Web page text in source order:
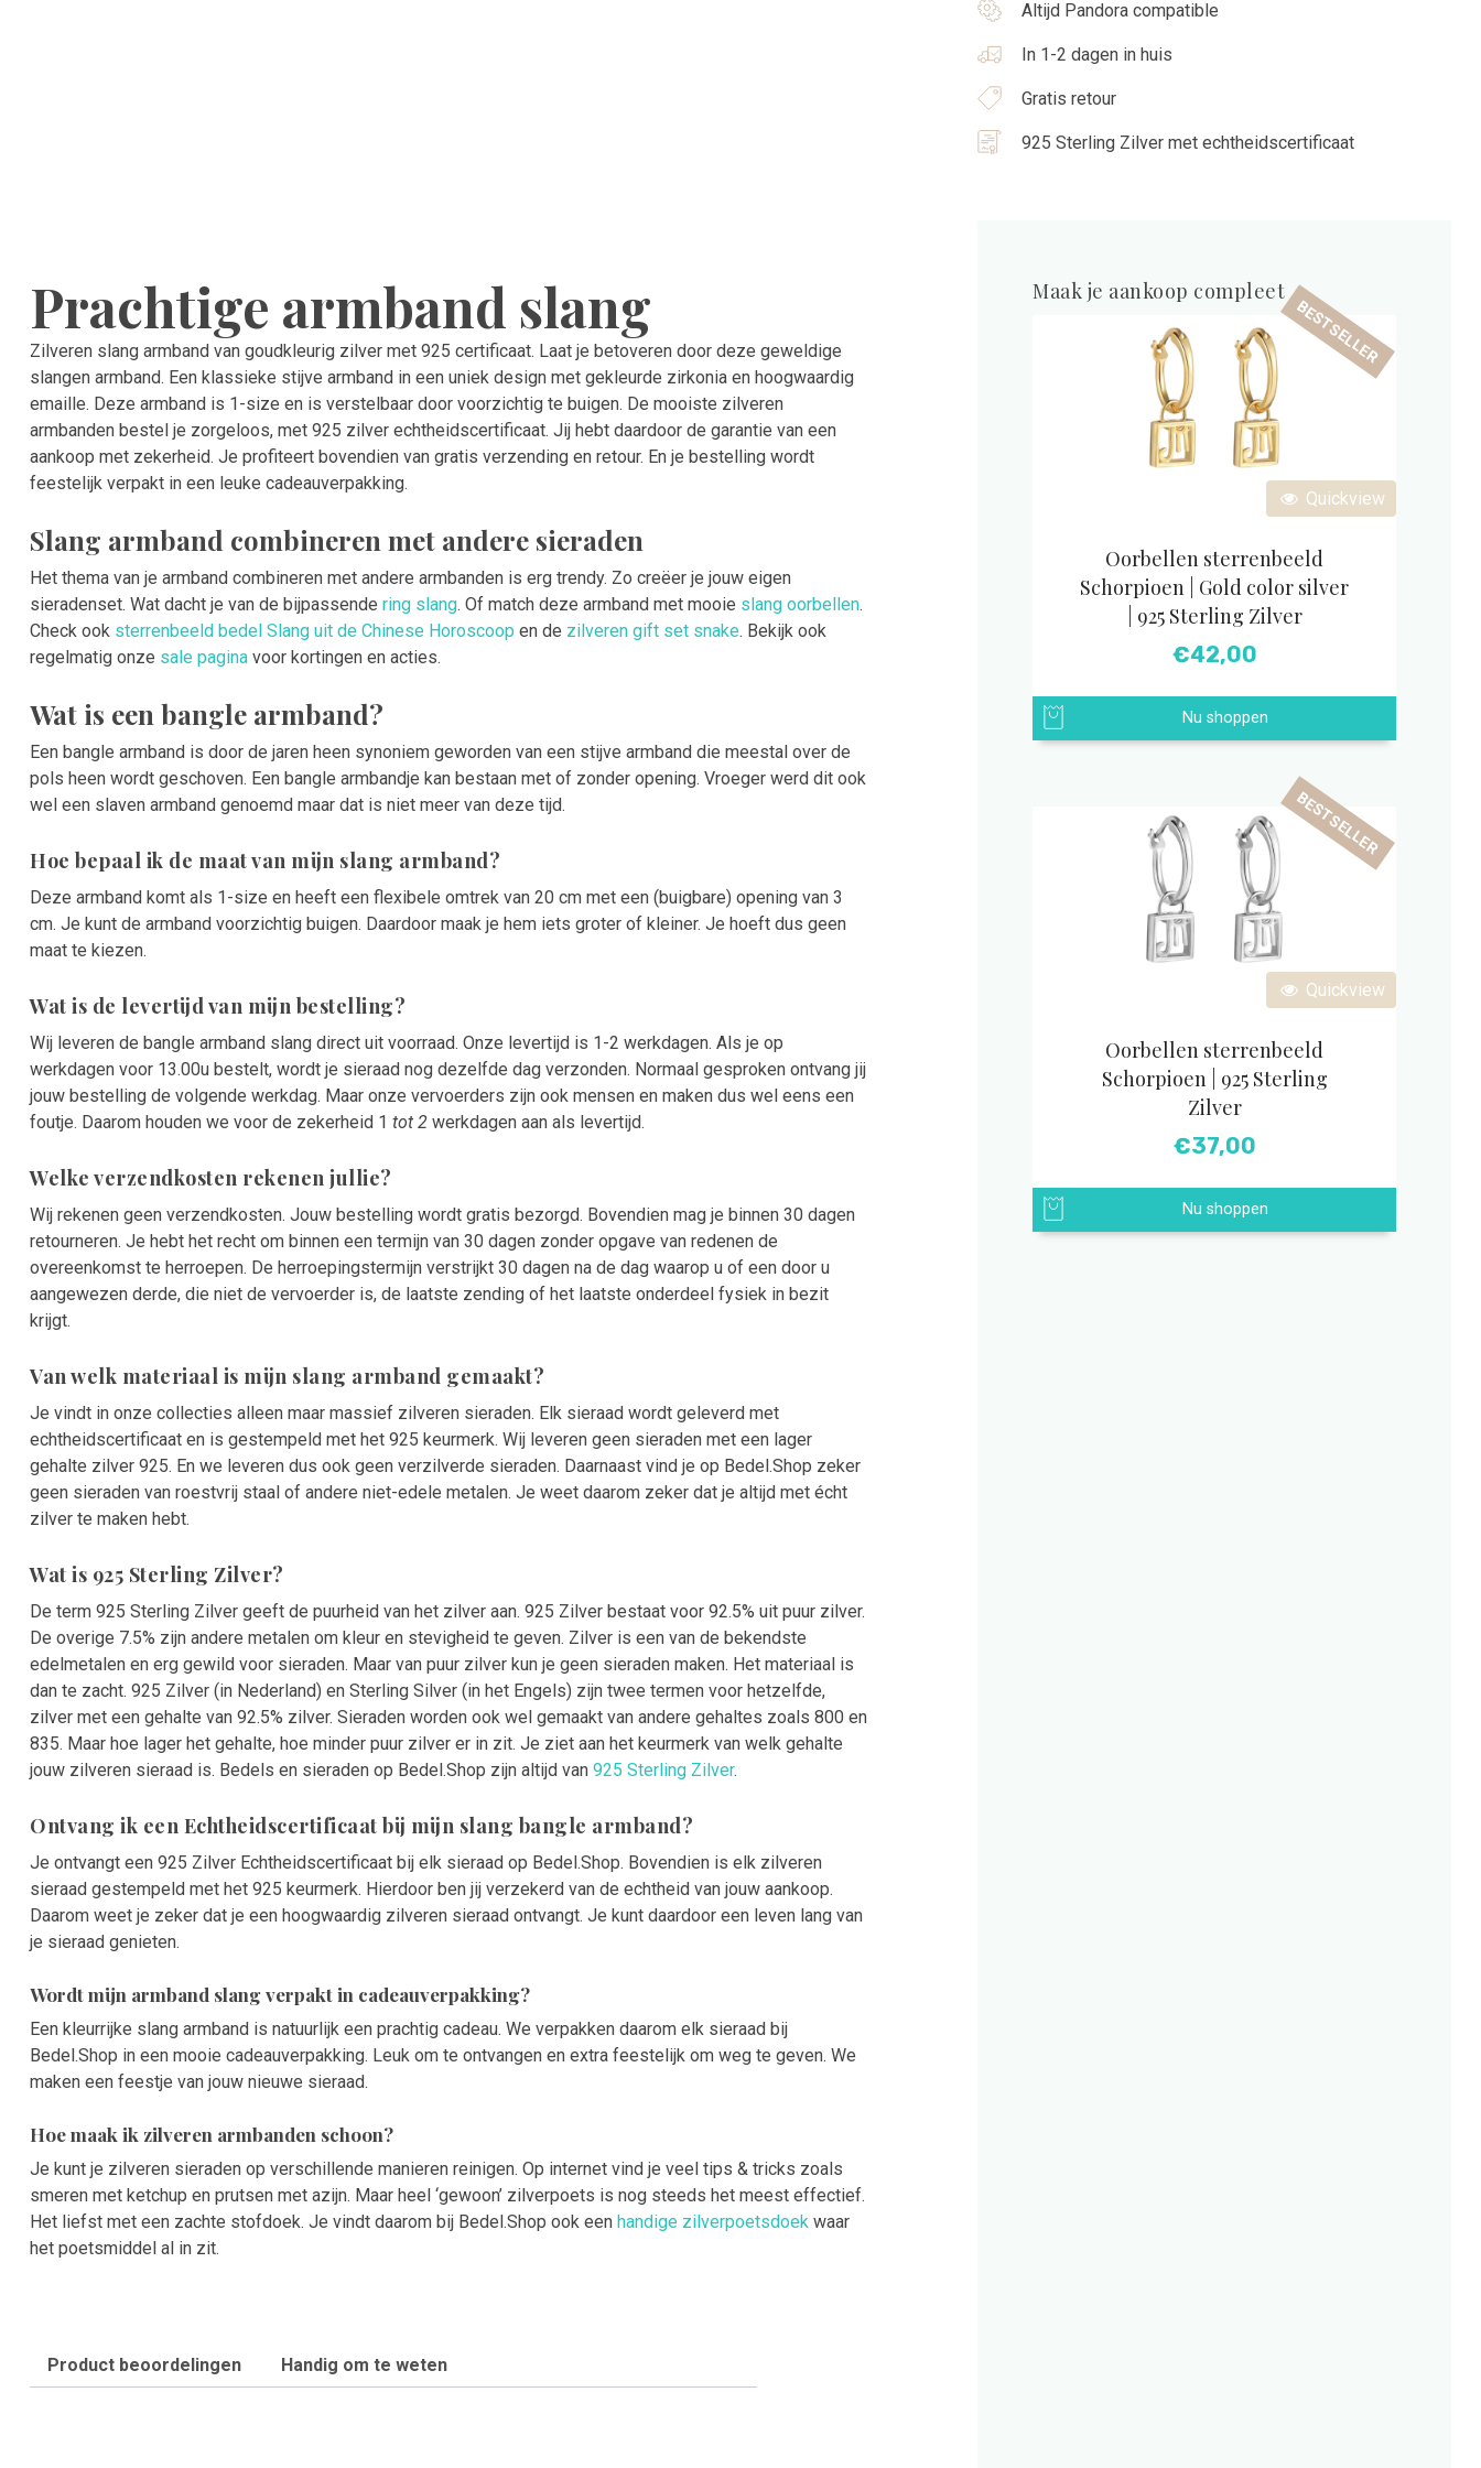
Altijd Pandora compatible
In 1-2 dagen in huis
Gratis retour
925 Sterling Zilver met echtheidscertificaat
Prachtige armband slang
Zilveren slang armband van goudkleurig zilver met 925 certificaat. Laat je betoveren door deze geweldige
slangen armband. Een klassieke stijve armband in een uniek design met gekleurde zirkonia en hoogwaardig
emaille. Deze armband is 1-size en is verstelbaar door voorzichtig te buigen. De mooiste zilveren
armbanden bestel je zorgeloos, met 925 zilver echtheidscertificaat. Jij hebt daardoor de garantie van een
aankoop met zekerheid. Je profiteert bovendien van gratis verzending en retour. En je bestelling wordt
feestelijk verpakt in een leuke cadeauverpakking.
Slang armband combineren met andere sieraden
Het thema van je armband combineren met andere armbanden is erg trendy. Zo creëer je jouw eigen
sieradenset. Wat dacht je van de bijpassende ring slang. Of match deze armband met mooie slang oorbellen.
Check ook sterrenbeeld bedel Slang uit de Chinese Horoscoop en de zilveren gift set snake. Bekijk ook
regelmatig onze sale pagina voor kortingen en acties.
Wat is een bangle armband?
Een bangle armband is door de jaren heen synoniem geworden van een stijve armband die meestal over de
pols heen wordt geschoven. Een bangle armbandje kan bestaan met of zonder opening. Vroeger werd dit ook
wel een slaven armband genoemd maar dat is niet meer van deze tijd.
Hoe bepaal ik de maat van mijn slang armband?
Deze armband komt als 1-size en heeft een flexibele omtrek van 20 cm met een (buigbare) opening van 3
cm. Je kunt de armband voorzichtig buigen. Daardoor maak je hem iets groter of kleiner. Je hoeft dus geen
maat te kiezen.
Wat is de levertijd van mijn bestelling?
Wij leveren de bangle armband slang direct uit voorraad. Onze levertijd is 1-2 werkdagen. Als je op
werkdagen voor 13.00u bestelt, wordt je sieraad nog dezelfde dag verzonden. Normaal gesproken ontvang jij
jouw bestelling de volgende werkdag. Maar onze vervoerders zijn ook mensen en maken dus wel eens een
foutje. Daarom houden we voor de zekerheid 1 tot 2 werkdagen aan als levertijd.
Welke verzendkosten rekenen jullie?
Wij rekenen geen verzendkosten. Jouw bestelling wordt gratis bezorgd. Bovendien mag je binnen 30 dagen
retourneren. Je hebt het recht om binnen een termijn van 30 dagen zonder opgave van redenen de
overeenkomst te herroepen. De herroepingstermijn verstrijkt 30 dagen na de dag waarop u of een door u
aangewezen derde, die niet de vervoerder is, de laatste zending of het laatste onderdeel fysiek in bezit
krijgt.
Van welk materiaal is mijn slang armband gemaakt?
Je vindt in onze collecties alleen maar massief zilveren sieraden. Elk sieraad wordt geleverd met
echtheidscertificaat en is gestempeld met het 925 keurmerk. Wij leveren geen sieraden met een lager
gehalte zilver 925. En we leveren dus ook geen verzilverde sieraden. Daarnaast vind je op Bedel.Shop zeker
geen sieraden van roestvrij staal of andere niet-edele metalen. Je weet daarom zeker dat je altijd met écht
zilver te maken hebt.
Wat is 925 Sterling Zilver?
De term 925 Sterling Zilver geeft de puurheid van het zilver aan. 925 Zilver bestaat voor 92.5% uit puur zilver.
De overige 7.5% zijn andere metalen om kleur en stevigheid te geven. Zilver is een van de bekendste
edelmetalen en erg gewild voor sieraden. Maar van puur zilver kun je geen sieraden maken. Het materiaal is
dan te zacht. 925 Zilver (in Nederland) en Sterling Silver (in het Engels) zijn twee termen voor hetzelfde,
zilver met een gehalte van 92.5% zilver. Sieraden worden ook wel gemaakt van andere gehaltes zoals 800 en
835. Maar hoe lager het gehalte, hoe minder puur zilver er in zit. Je ziet aan het keurmerk van welk gehalte
jouw zilveren sieraad is. Bedels en sieraden op Bedel.Shop zijn altijd van 925 Sterling Zilver.
Ontvang ik een Echtheidscertificaat bij mijn slang bangle armband?
Je ontvangt een 925 Zilver Echtheidscertificaat bij elk sieraad op Bedel.Shop. Bovendien is elk zilveren
sieraad gestempeld met het 925 keurmerk. Hierdoor ben jij verzekerd van de echtheid van jouw aankoop.
Daarom weet je zeker dat je een hoogwaardig zilveren sieraad ontvangt. Je kunt daardoor een leven lang van
je sieraad genieten.
Wordt mijn armband slang verpakt in cadeauverpakking?
Een kleurrijke slang armband is natuurlijk een prachtig cadeau. We verpakken daarom elk sieraad bij
Bedel.Shop in een mooie cadeauverpakking. Leuk om te ontvangen en extra feestelijk om weg te geven. We
maken een feestje van jouw nieuwe sieraad.
Hoe maak ik zilveren armbanden schoon?
Je kunt je zilveren sieraden op verschillende manieren reinigen. Op internet vind je veel tips & tricks zoals
smeren met ketchup en prutsen met azijn. Maar heel ‘gewoon’ zilverpoets is nog steeds het meest effectief.
Het liefst met een zachte stofdoek. Je vindt daarom bij Bedel.Shop ook een handige zilverpoetsdoek waar
het poetsmiddel al in zit.
Product beoordelingen Handig om te weten
Maak je aankoop compleet
Quickview
BESTSELLER
Oorbellen sterrenbeeld
Schorpioen | Gold color silver
| 925 Sterling Zilver
€42,00
Nu shoppen
Quickview
BESTSELLER
Oorbellen sterrenbeeld
Schorpioen | 925 Sterling
Zilver
€37,00
Nu shoppen